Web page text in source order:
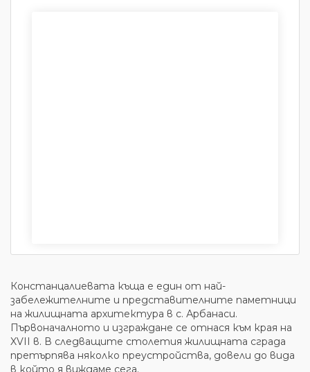
Констанцалиевата къща е един от най-
забележителните и представителните паметници
на жилищната архитектура в с. Арбанаси.
Първоначалното и изграждане се отнася към края на
XVII в. В следващите столетия жилищната сграда
претърпява няколко преустройства, довели до вида
в който я виждаме сега.